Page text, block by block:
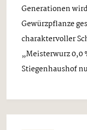
Generationen
Gewürzpflanze
charaktervoller
„Meisterwurz 0,0
Stiegenhaushof